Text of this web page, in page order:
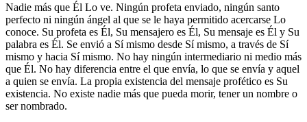
Nadie más que Él Lo ve. Ningún profeta enviado, ningún santo
perfecto ni ningún ángel al que se le haya permitido acercarse Lo
conoce. Su profeta es Él, Su mensajero es Él, Su mensaje es Él y Su
palabra es Él. Se envió a Sí mismo desde Sí mismo, a través de Sí
mismo y hacia Sí mismo. No hay ningún intermediario ni medio más
que Él. No hay diferencia entre el que envía, lo que se envía y aquel
a quien se envía. La propia existencia del mensaje profético es Su
existencia. No existe nadie más que pueda morir, tener un nombre o
ser nombrado.